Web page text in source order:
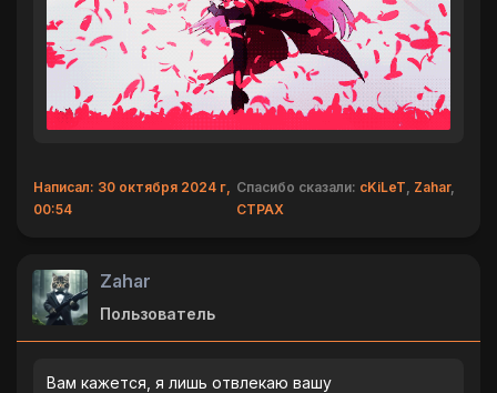
Написал: 30 октября 2024 г,
00:54
Спасибо сказали: cKiLeT Zahar,
CTPAX
Zahar
Пользователь
Вам кажется, я лишь отвлекаю вашу